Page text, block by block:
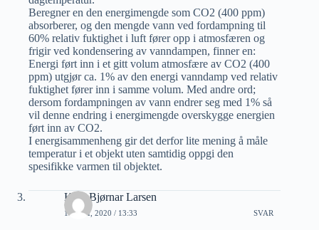
Beregner en den energimengde som CO2 (400 ppm)
absorberer, og den mengde vann ved fordampning til
60% relativ fuktighet i luft fører opp i atmosfæren og
frigir ved kondensering av vanndampen, finner en:
Energi ført inn i et gitt volum atmosfære av CO2 (400
ppm) utgjør ca. 1% av den energi vanndamp ved relativ
fuktighet fører inn i samme volum. Med andre ord;
dersom fordampningen av vann endrer seg med 1% så
vil denne endring i energimengde overskygge energien
ført inn av CO2.
I energisammenheng gir det derfor lite mening å måle
temperatur i et objekt uten samtidig oppgi den
spesifikke varmen til objektet.
Kjell Bjørnar Larsen
19 MAI, 2020 / 13:33 SVAR